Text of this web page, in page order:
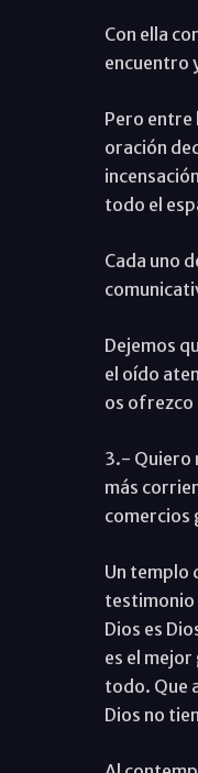
Con ella
encuentro
Pero entre
oración
todo el
Cada uno
Dejemos
el oído
os ofrezco
3.- Quiero
más
comercios
Un templo
testimonio
Dios es
es el
todo. Que
Dios no